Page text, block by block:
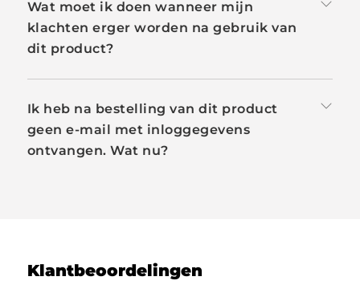
Wat moet ik doen wanneer mijn
klachten erger worden na gebruik van
dit product?
Ik heb na bestelling van dit product
geen e-mail met inloggegevens
ontvangen. Wat nu?
Klantbeoordelingen